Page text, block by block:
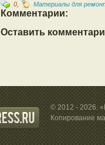
0, Материалы для
Комментарии:
Оставить
© 2012 - 2026.
Копирование